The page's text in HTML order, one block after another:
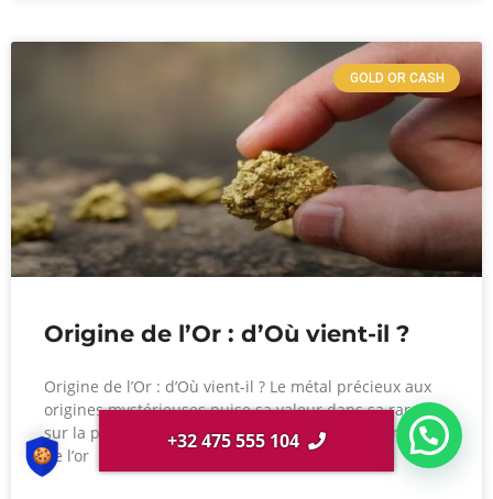
GOLD OR CASH
Origine de l’Or : d’Où vient-il ?
Origine de l’Or : d’Où vient-il ? Le métal précieux aux
origines mystérieuses puise sa valeur dans sa rareté
sur la planète terre. À une époque lointaine, l’origine
de l’or
+32 475 555 104